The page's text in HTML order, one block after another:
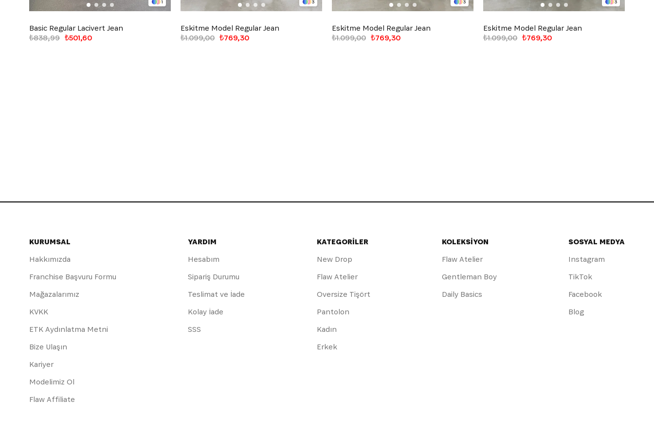
1
Basic Regular Lacivert Jean
₺501,60
₺838,99
3
Eskitme Model Regular Jean
₺769,30
₺1.099,00
3
Eskitme Model Regular Jean
₺769,30
₺1.099,00
3
Eskitme Model Regular Jean
₺769,30
₺1.099,00
KURUMSAL
Hakkımızda
Franchise Başvuru Formu
Mağazalarımız
KVKK
ETK Aydınlatma Metni
Bize Ulaşın
Kariyer
Modelimiz Ol
Flaw Affiliate
YARDIM
Hesabım
Sipariş Durumu
Teslimat ve İade
Kolay İade
SSS
KATEGORİLER
New Drop
Flaw Atelier
Oversize Tişört
Pantolon
Kadın
Erkek
KOLEKSİYON
Flaw Atelier
Gentleman Boy
Daily Basics
SOSYAL MEDYA
Instagram
TikTok
Facebook
Blog